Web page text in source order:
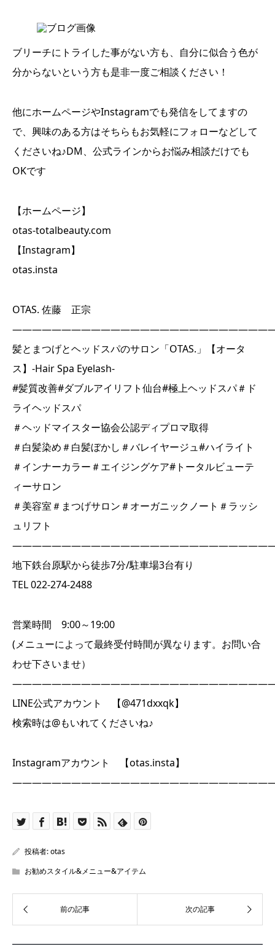
ブリーチにトライした事がない方も、自分に似合う色が
分からないという方も是非一度ご相談ください！
他にホームページやInstagramでも発信をしてますの
で、興味のある方はそちらもお気軽にフォローなどして
くださいね♪DM、公式ラインからお悩み相談だけでも
OKです
【ホームページ】
otas-totalbeauty.com
【Instagram】
otas.insta
OTAS. 佐藤 正宗
髪とまつげとヘッドスパのサロン「OTAS.」【オータ
ス】-Hair Spa Eyelash-
#髪質改善#ダブルアイリフト仙台#極上ヘッドスパ＃ド
ライヘッドスパ
＃ヘッドマイスター協会公認ディプロマ取得
＃白髪染め＃白髪ぼかし＃バレイヤージュ#ハイライト
＃インナーカラー＃エイジングケア#トータルビューテ
ィーサロン
＃美容室＃まつげサロン＃オーガニックノート＃ラッシ
ュリフト
地下鉄台原駅から徒歩7分/駐車場3台有り
TEL 022-274-2488
営業時間 9:00～19:00
(メニューによって最終受付時間が異なります。お問い合
わせ下さいませ）
LINE公式アカウント 【@471dxxqk】
検索時は@もいれてくださいね♪
Instagramアカウント 【otas.insta】
投稿者:otas
お勧めスタイル&メニュー&アイテム